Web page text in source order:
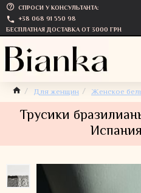
СПРОСИ У КОНСУЛЬТАНТА:
+38 068 91 550 98
БЕСПЛАТНАЯ ДОСТАВКА ОТ 3000 ГРН
Для женщин Женское
Трусики